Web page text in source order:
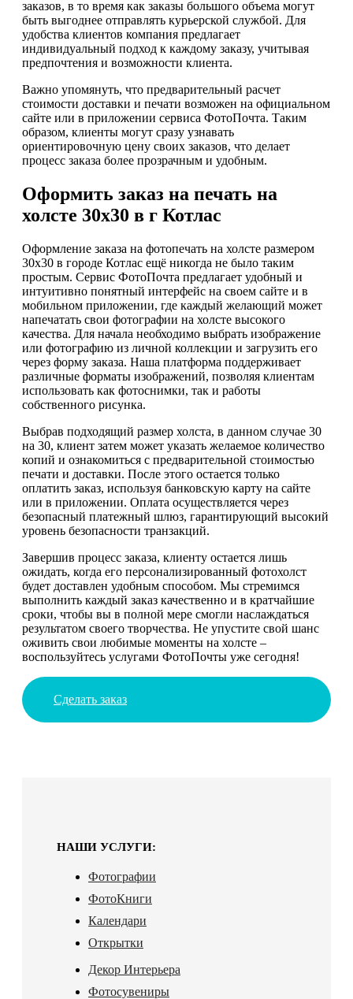
заказов, в то время как заказы большого объема могут
быть выгоднее отправлять курьерской службой. Для
удобства клиентов компания предлагает
индивидуальный подход к каждому заказу, учитывая
предпочтения и возможности клиента.
Важно упомянуть, что предварительный расчет
стоимости доставки и печати возможен на официальном
сайте или в приложении сервиса ФотоПочта. Таким
образом, клиенты могут сразу узнавать
ориентировочную цену своих заказов, что делает
процесс заказа более прозрачным и удобным.
Оформить заказ на печать на
холсте 30х30 в г Котлас
Оформление заказа на фотопечать на холсте размером
30х30 в городе Котлас ещё никогда не было таким
простым. Сервис ФотоПочта предлагает удобный и
интуитивно понятный интерфейс на своем сайте и в
мобильном приложении, где каждый желающий может
напечатать свои фотографии на холсте высокого
качества. Для начала необходимо выбрать изображение
или фотографию из личной коллекции и загрузить его
через форму заказа. Наша платформа поддерживает
различные форматы изображений, позволяя клиентам
использовать как фотоснимки, так и работы
собственного рисунка.
Выбрав подходящий размер холста, в данном случае 30
на 30, клиент затем может указать желаемое количество
копий и ознакомиться с предварительной стоимостью
печати и доставки. После этого остается только
оплатить заказ, используя банковскую карту на сайте
или в приложении. Оплата осуществляется через
безопасный платежный шлюз, гарантирующий высокий
уровень безопасности транзакций.
Завершив процесс заказа, клиенту остается лишь
ожидать, когда его персонализированный фотохолст
будет доставлен удобным способом. Мы стремимся
выполнить каждый заказ качественно и в кратчайшие
сроки, чтобы вы в полной мере смогли наслаждаться
результатом своего творчества. Не упустите свой шанс
оживить свои любимые моменты на холсте –
воспользуйтесь услугами ФотоПочты уже сегодня!
Сделать заказ
НАШИ УСЛУГИ:
Фотографии
ФотоКниги
Календари
Открытки
Декор Интерьера
Фотосувениры